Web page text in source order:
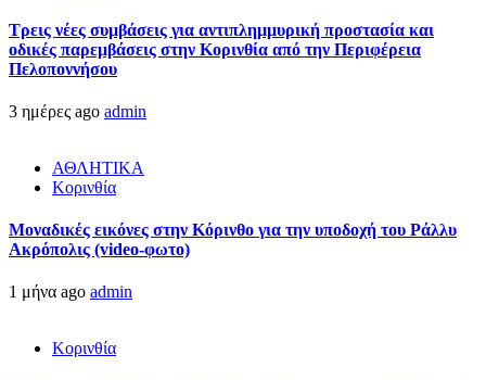
Τρεις νέες συμβάσεις για αντιπλημμυρική προστασία και
οδικές παρεμβάσεις στην Κορινθία από την Περιφέρεια
Πελοποννήσου
3 ημέρες ago admin
ΑΘΛΗΤΙΚΑ
Κορινθία
Μοναδικές εικόνες στην Κόρινθο για την υποδοχή του Ράλλυ
Ακρόπολις (video-φωτο)
1 μήνα ago admin
Κορινθία